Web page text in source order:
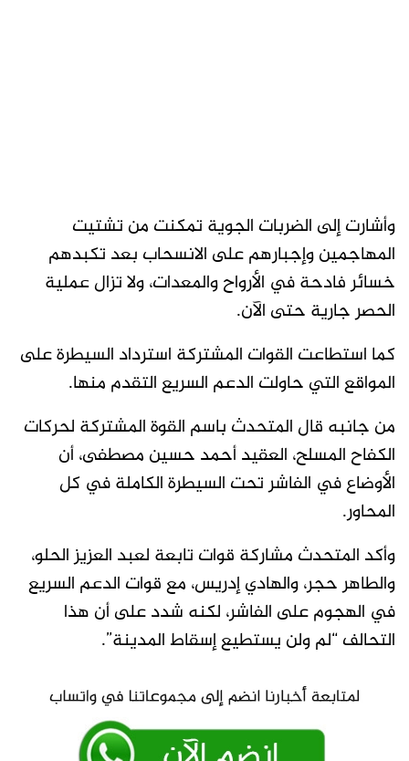
وأشارت إلى الضربات الجوية تمكنت من تشتيت
المهاجمين وإجبارهم على الانسحاب بعد تكبدهم
خسائر فادحة في الأرواح والمعدات، ولا تزال عملية
الحصر جارية حتى الآن.
كما استطاعت القوات المشتركة استرداد السيطرة على
المواقع التي حاولت الدعم السريع التقدم منها.
من جانبه قال المتحدث باسم القوة المشتركة لحركات
الكفاح المسلح، العقيد أحمد حسين مصطفى، أن
الأوضاع في الفاشر تحت السيطرة الكاملة في كل
المحاور.
وأكد المتحدث مشاركة قوات تابعة لعبد العزيز الحلو،
والطاهر حجر، والهادي إدريس، مع قوات الدعم السريع
في الهجوم على الفاشر، لكنه شدد على أن هذا
التحالف “لم ولن يستطيع إسقاط المدينة”.